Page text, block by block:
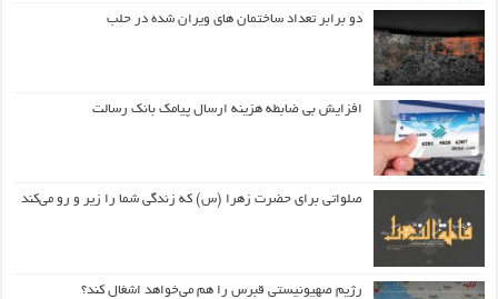
دو برابر تعداد ساختمان های ویران شده در حلب
افزایش بی ضابطه هزینه ارسال پیامک بانک رسالت
صلواتی برای حضرت زهرا (س) که زندگی شما را زیر و رو می‌کند
رژیم صهیونیستی قبرس را هم می‌خواهد اشغال کند؟